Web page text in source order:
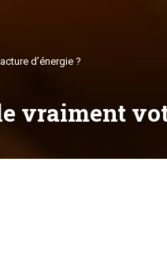
d’énergie ?